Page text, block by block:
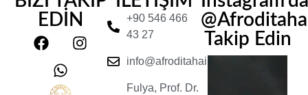
EDİN
+90 546 466
43 27
info@afroditahairclinic.com
Fulya, Prof. Dr.
Takip Edin